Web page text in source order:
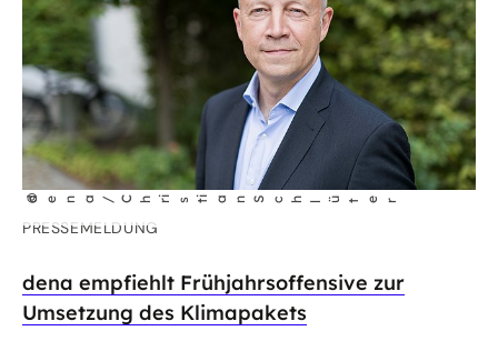
© dena/Chr
ist
ian Sch l üter
PRESSEMELDUNG
dena empfiehlt Frühjahrsoffensive zur
Umsetzung des Klimapakets